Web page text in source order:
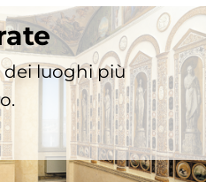
dei luoghi più